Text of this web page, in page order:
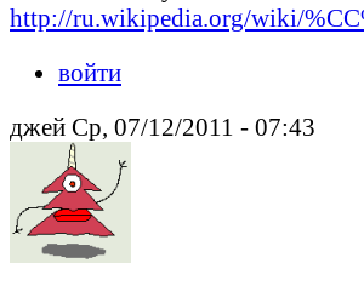
http://ru.wikipedia.org/wiki/
войти
джей Ср, 07/12/2011 - 07:43